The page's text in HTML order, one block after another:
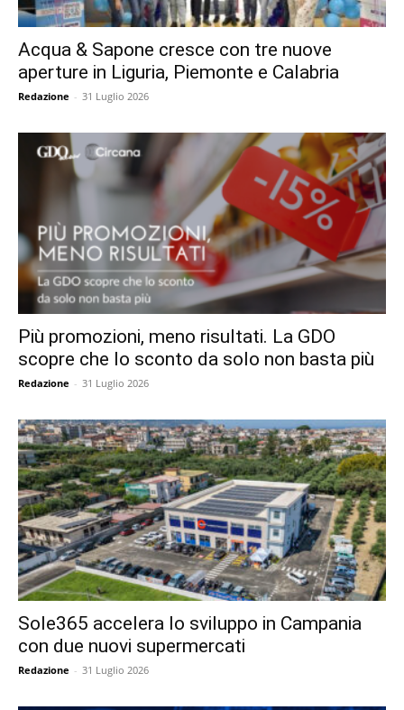
Acqua & Sapone cresce con tre nuove
aperture in Liguria, Piemonte e Calabria
Redazione - 31 Luglio 2026
Più promozioni, meno risultati. La GDO
scopre che lo sconto da solo non basta più
Redazione - 31 Luglio 2026
Sole365 accelera lo sviluppo in Campania
con due nuovi supermercati
Redazione - 31 Luglio 2026